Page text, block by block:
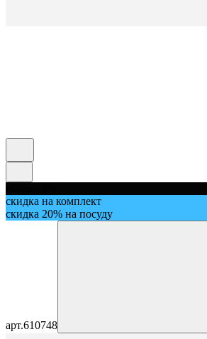
скидка на комплект
скидка 20% на посуду
арт.610748